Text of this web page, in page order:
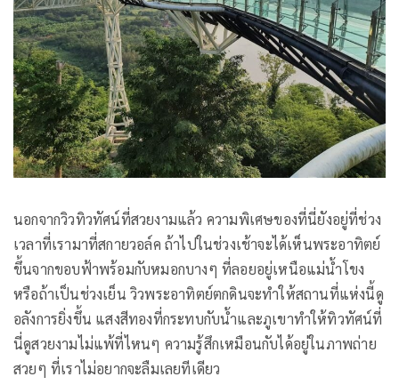
นอกจากวิวทิวทัศน์ที่สวยงามแล้ว ความพิเศษของที่นี่ยังอยู่ที่ช่วง
เวลาที่เรามาที่สกายวอล์ค ถ้าไปในช่วงเช้าจะได้เห็นพระอาทิตย์
ขึ้นจากขอบฟ้าพร้อมกับหมอกบางๆ ที่ลอยอยู่เหนือแม่น้ำโขง
หรือถ้าเป็นช่วงเย็น วิวพระอาทิตย์ตกดินจะทำให้สถานที่แห่งนี้ดู
อลังการยิ่งขึ้น แสงสีทองที่กระทบกับน้ำและภูเขาทำให้ทิวทัศน์ที่
นี่ดูสวยงามไม่แพ้ที่ไหนๆ ความรู้สึกเหมือนกับได้อยู่ในภาพถ่าย
สวยๆ ที่เราไม่อยากจะลืมเลยทีเดียว